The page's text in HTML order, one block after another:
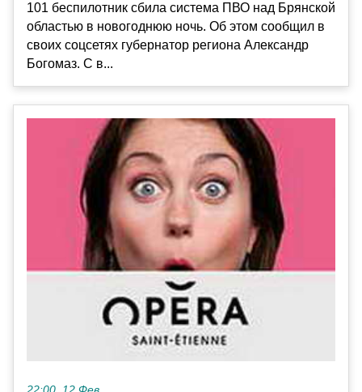
101 беспилотник сбила система ПВО над Брянской
областью в новогоднюю ночь. Об этом сообщил в
своих соцсетях губернатор региона Александр
Богомаз. С в...